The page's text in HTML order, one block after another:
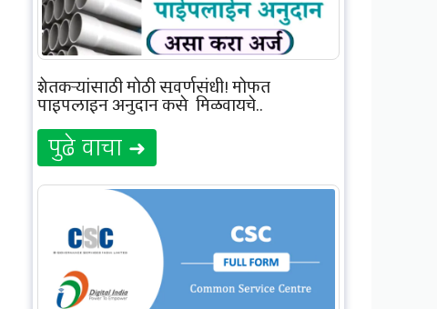
शेतकऱ्यांसाठी मोठी सुवर्णसंधी! मोफत
पाइपलाइन अनुदान कसे मिळवायचे..
पुढे वाचा ➜